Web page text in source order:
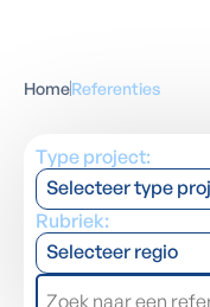
HomeReferenties
Type project:
Selecteer type
Rubriek:
Selecteer regio